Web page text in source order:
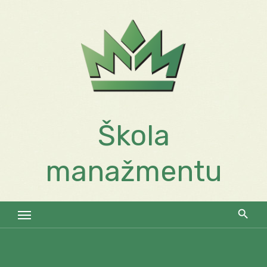
Škola
manažmentu